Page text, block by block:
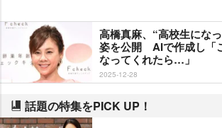
高橋真麻、“高校生にな
姿を公開 AIで作成し「
なってくれたら…」
2025-12-28
話題の特集をPICK UP！